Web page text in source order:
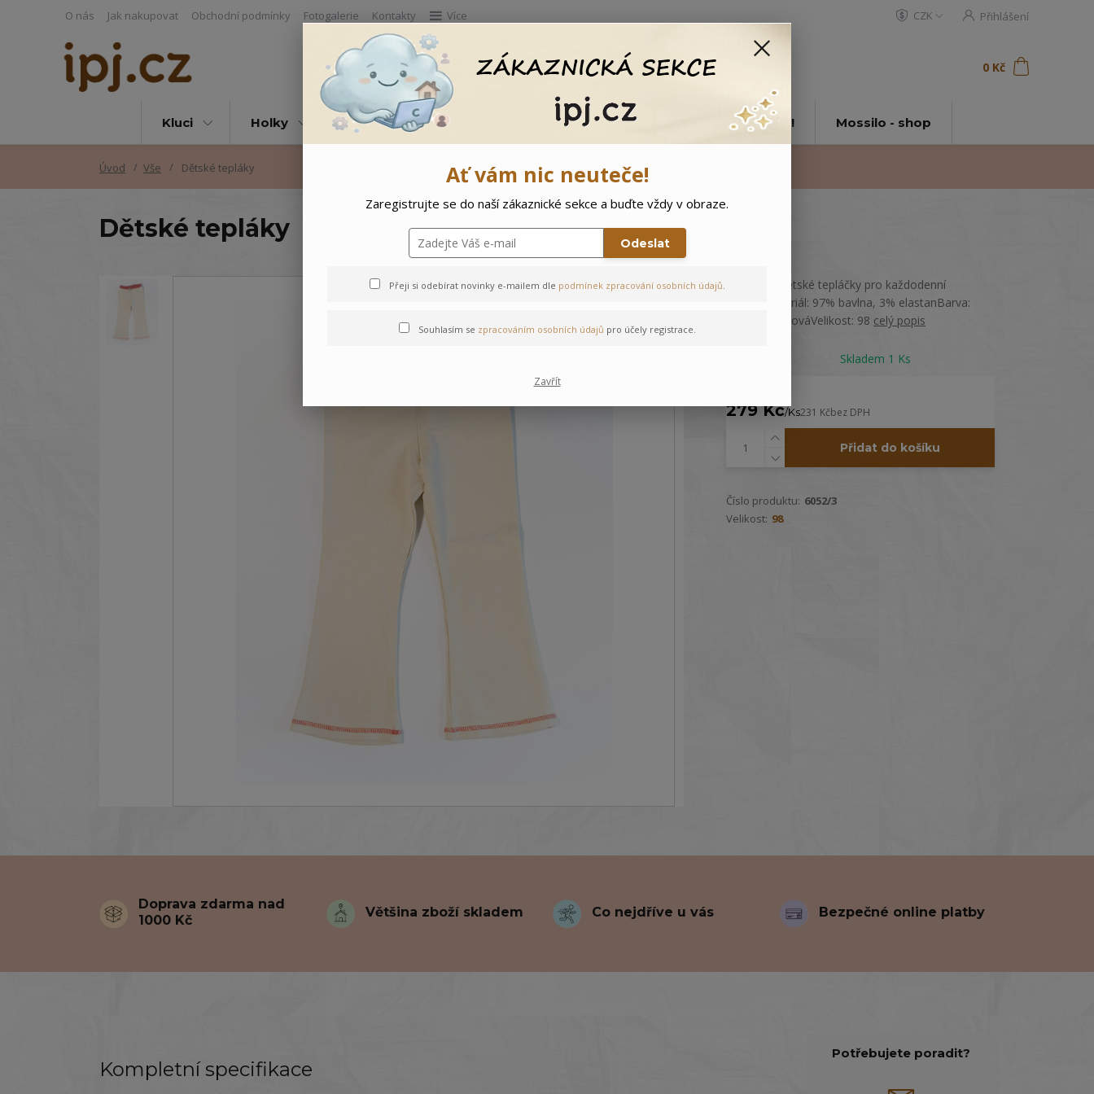
O nás Jak nakupovat Obchodní podmínky Fotogalerie Kontakty Více CZK Přihlášení
Hledat 0 Kč
Kluci Holky Vše Doprodej Ostatní 🌲 Vítejte ve světě Mossilo! Mossilo - shop
Úvod Vše Dětské tepláky
Dětské tepláky
Pohodlné dětské tepláčky pro každodenní
nošení.Materiál: 97% bavlna, 3% elastanBarva:
Béžová, CihlováVelikost: 98 celý popis
Skladem 1 Ks
279 Kč/Ks231 Kčbez DPH
Přidat do košíku
Číslo produktu: 6052/3
Velikost: 98
Doprava zdarma nad
1000 Kč
Většina zboží skladem Co nejdříve u vás Bezpečné online platby
Kompletní specifikace
Potřebujete poradit?
Ať vám nic neuteče!
Zaregistrujte se do naší zákaznické sekce a buďte vždy v obraze.
Odeslat
Přeji si odebírat novinky e-mailem dle podmínek zpracování osobních údajů.
Souhlasím se zpracováním osobních údajů pro účely registrace.
Zavřít